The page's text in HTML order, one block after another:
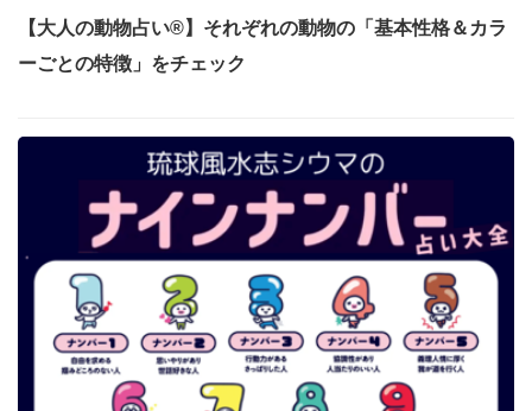
【大人の動物占い®】それぞれの動物の「基本性格＆カラ
ーごとの特徴」をチェック